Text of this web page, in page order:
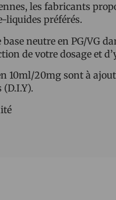
les fabricants
liquides préférés.
neutre en PG/VG
de votre dosage et
10ml/20mg sont à